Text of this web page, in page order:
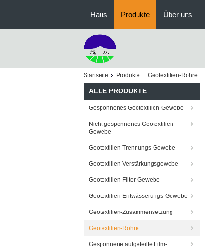
Haus Produkte Über uns
Startseite Produkte Geotextilien-Rohre
ALLE PRODUKTE
Gesponnenes Geotextilien-Gewebe
Nicht gesponnenes Geotextilien-
Gewebe
Geotextilien-Trennungs-Gewebe
Geotextilien-Verstärkungsgewebe
Geotextilien-Filter-Gewebe
Geotextilien-Entwässerungs-Gewebe
Geotextilien-Zusammensetzung
Geotextilien-Rohre
Gesponnene aufgeteilte Film-